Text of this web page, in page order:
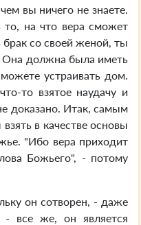
вы ничего не знаете.
то, на что вера сможет
брак со своей женой, ты
Она должна была иметь
устраивать дом.
то взятое наудачу и
доказано. Итак, самым
в качестве основы
"Ибо вера приходит
Божьего", - потому
он сотворен, - даже
- все же, он является